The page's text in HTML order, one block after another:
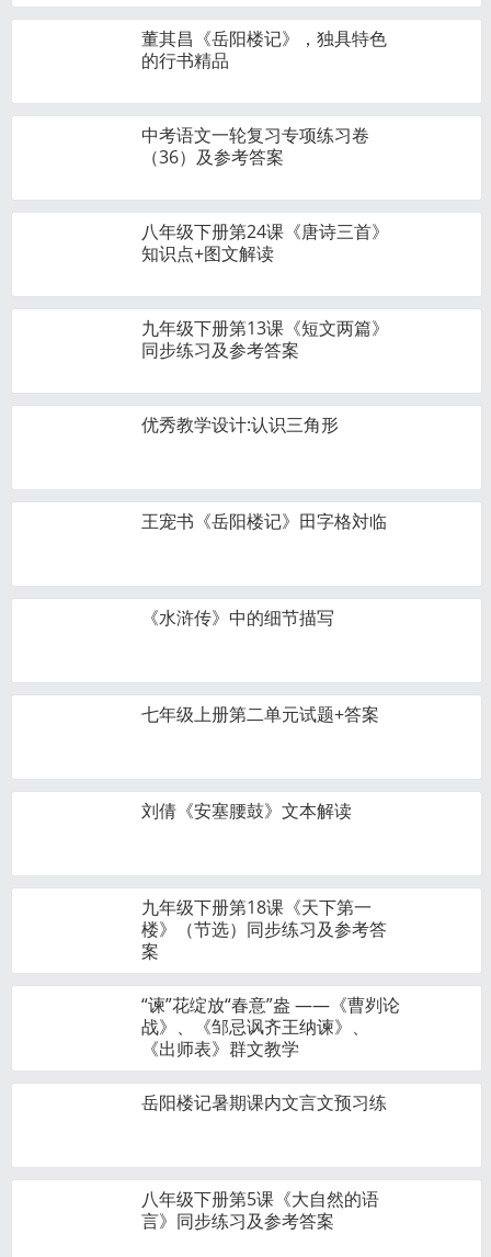
董其昌《岳阳楼记》，独具特色
的行书精品
中考语文一轮复习专项练习卷
（36）及参考答案
八年级下册第24课《唐诗三首》
知识点+图文解读
九年级下册第13课《短文两篇》
同步练习及参考答案
优秀教学设计:认识三角形
王宠书《岳阳楼记》田字格対临
《水浒传》中的细节描写
七年级上册第二单元试题+答案
刘倩《安塞腰鼓》文本解读
九年级下册第18课《天下第一
楼》（节选）同步练习及参考答
案
“谏”花绽放“春意”盎 ——《曹刿论
战》、《邹忌讽齐王纳谏》、
《出师表》群文教学
岳阳楼记暑期课内文言文预习练
八年级下册第5课《大自然的语
言》同步练习及参考答案